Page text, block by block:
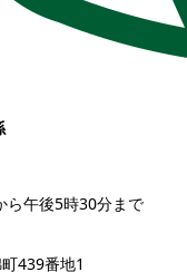
ら午後5時30分まで
439番地1